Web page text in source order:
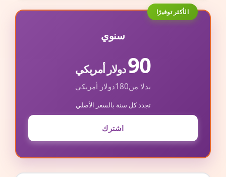
الأكثر توفيرًا
سنوي
90دولار أمريكي
بدلا من180دولار أمريكي
تجدد كل سنة بالسعر الأصلي
اشترك